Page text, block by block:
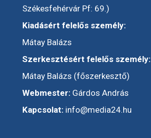
Székesfehérvár Pf: 69.)
Kiadásért felelős személy:
Mátay Balázs
Szerkesztésért felelős személy:
Mátay Balázs (főszerkesztő)
Webmester:Gárdos András
Kapcsolat: info@media24.hu